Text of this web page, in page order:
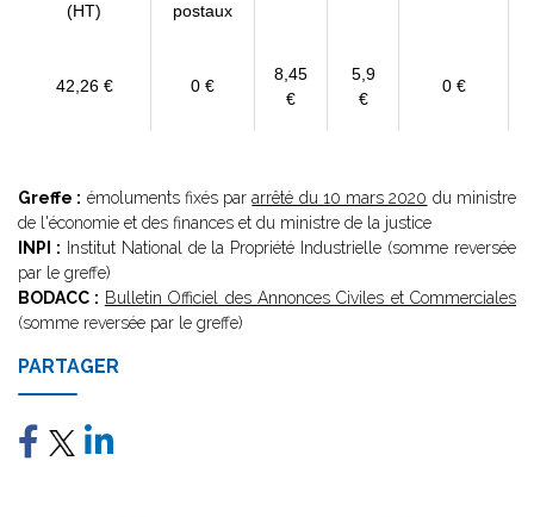
(HT)
postaux
42,26 € 0 €
8,45
€
5,9
€
0 €
Greffe : émoluments fixés pararrêté du 10 mars 2020 du ministre
de l'économie et des finances et du ministre de la justice
INPI : Institut National de la Propriété Industrielle (somme reversée
par le greffe)
BODACC : Bulletin Officiel des Annonces Civiles et Commerciales
(somme reversée par le greffe)
PARTAGER